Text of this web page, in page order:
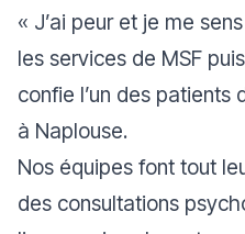
« J’ai peur et je me
les services de MSF
confie l’un des patients
à Naplouse.
Nos équipes font tout
des consultations